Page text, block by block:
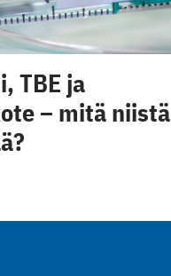
TBE ja
– mitä niistä